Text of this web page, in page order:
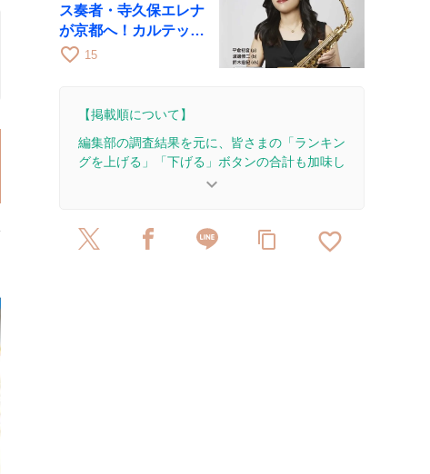
ス奏者・寺久保エレナ
が京都へ！カルテッ
ト・ツアー京都公演を
favorite_border 15
【掲載順について】
編集部の調査結果を元に、皆さまの「ランキン
グを上げる」「下げる」ボタンの合計も加味し
2026/1/8：15本のレビューを追加・更新して、記
keyboard_arrow_down
content_copy favorite_border